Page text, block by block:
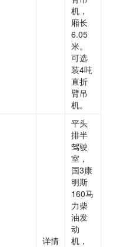
机，
厢长
6.05
米。
可选
装4吨
直折
臂吊
机。
详情
平头
排半
驾驶
室，
国3康
明斯
160马
力柴
油发
动
机，